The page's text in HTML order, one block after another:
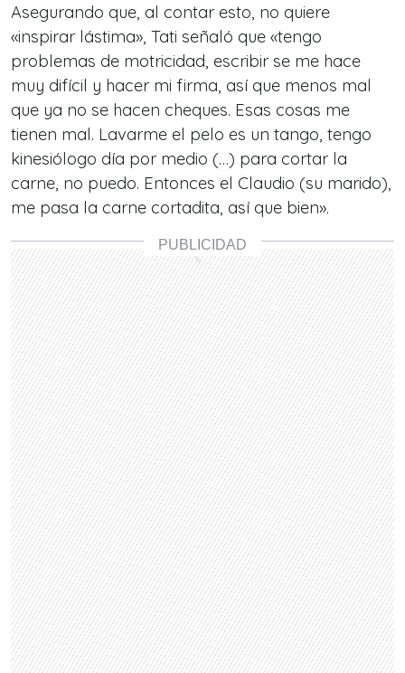
Asegurando que, al contar esto, no quiere
«inspirar lástima», Tati señaló que «tengo
problemas de motricidad, escribir se me hace
muy difícil y hacer mi firma, así que menos mal
que ya no se hacen cheques. Esas cosas me
tienen mal. Lavarme el pelo es un tango, tengo
kinesiólogo día por medio (…) para cortar la
carne, no puedo. Entonces el Claudio (su marido),
me pasa la carne cortadita, así que bien».